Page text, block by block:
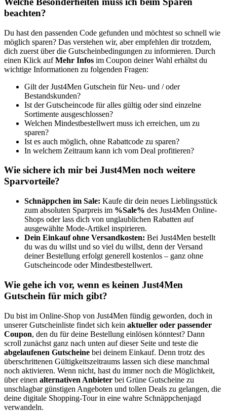
beachten?
Du hast den passenden Code gefunden und möchtest so schnell wie
möglich sparen? Das verstehen wir, aber empfehlen dir trotzdem,
dich zuerst über die Gutscheinbedingungen zu informieren. Durch
einen Klick aufMehr Infos im Coupon deiner Wahl erhältst du
wichtige Informationen zu folgenden Fragen:
Gilt der Just4Men Gutschein für Neu- und / oder
Bestandskunden?
Ist der Gutscheincode für alles gültig oder sind einzelne
Sortimente ausgeschlossen?
Welchen Mindestbestellwert muss ich erreichen, um zu
sparen?
Ist es auch möglich, ohne Rabattcode zu sparen?
In welchem Zeitraum kann ich vom Deal profitieren?
Wie sichere ich mir bei Just4Men noch weitere
Sparvorteile?
Schnäppchen im Sale: Kaufe dir dein neues Lieblingsstück
zum absoluten Sparpreis im %Sale% des Just4Men Online-
Shops oder lass dich von unglaublichen Rabatten auf
ausgewählte Mode-Artikel inspirieren.
Dein Einkauf ohne Versandkosten: Bei Just4Men bestellt
du was du willst und so viel du willst, denn der Versand
deiner Bestellung erfolgt generell kostenlos – ganz ohne
Gutscheincode oder Mindestbestellwert.
Wie gehe ich vor, wenn es keinen Just4Men
Gutschein für mich gibt?
Du bist im Online-Shop von Just4Men fündig geworden, doch in
unserer Gutscheinliste findet sich kein aktueller oder passender
Coupon, den du für deine Bestellung einlösen könntest? Dann
scroll zunächst ganz nach unten auf dieser Seite und teste die
abgelaufenen Gutscheine bei deinem Einkauf. Denn trotz des
überschrittenen Gültigkeitszeitraums lassen sich diese manchmal
noch aktivieren. Wenn nicht, hast du immer noch die Möglichkeit,
über einen alternativen Anbieter bei Grüne Gutscheine zu
unschlagbar günstigen Angeboten und tollen Deals zu gelangen, die
deine digitale Shopping-Tour in eine wahre Schnäppchenjagd
verwandeln.